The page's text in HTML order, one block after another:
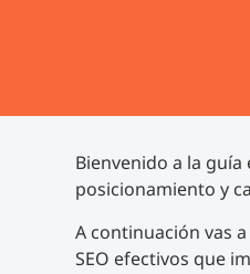
Bienvenido a la
posicionamiento y
A continuación vas
SEO efectivos que